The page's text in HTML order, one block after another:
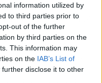
information utilized by
to third parties prior to
out of the further
by third parties on the
This information may
on the IAB’s List of
further disclose it to other
de diseño en
el producto final
detalle hasta
Los pedidos se
tamaños, desde